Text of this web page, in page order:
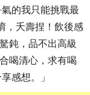
的我只能挑戰最
，夭壽捏！飲後感
鈍，品不出高級
喝清心，求有喝
感想。」